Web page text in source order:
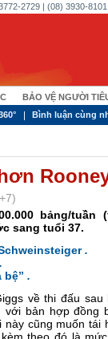
2729 | (08) 3930-
BẢO VỆ NGƯỜI
Bình luận cùng
bảng/tuần
sang tuổi 37.
.
.
bệ” .
về thi đấu sau
với bản hợp đồng
này cũng muốn tái